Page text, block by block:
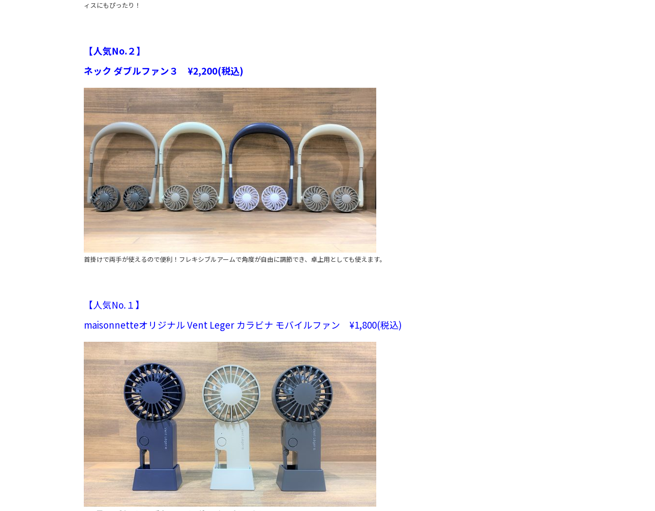
ィスにもぴったり！
【人気No.２】
ネック ダブルファン３ ¥2,200(税込)
首掛けで両手が使えるので便利！フレキシブルアームで角度が自由に調節でき、卓上用としても使えます。
【人気No.１】
maisonnetteオリジナル Vent Leger カラビナ モバイルファン ¥1,800(税込)